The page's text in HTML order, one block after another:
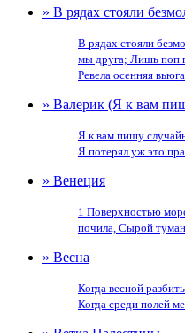
» В рядах стояли
В рядах стояли
мы друга; Лишь поп
Ревела осенняя
» Валерик (Я к вам
Я к вам пишу
Я потерял уж это
» Венеция
1 Поверхностью
почила, Сырой
» Весна
Когда весной
Когда среди полей